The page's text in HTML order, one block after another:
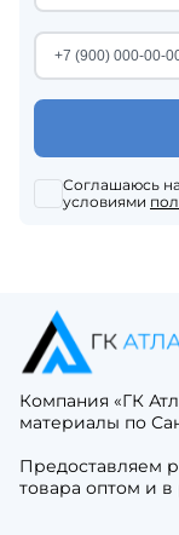
Соглашаюсь на
условиями
Компания «ГК
материалы по
Предоставляем
товара оптом и в